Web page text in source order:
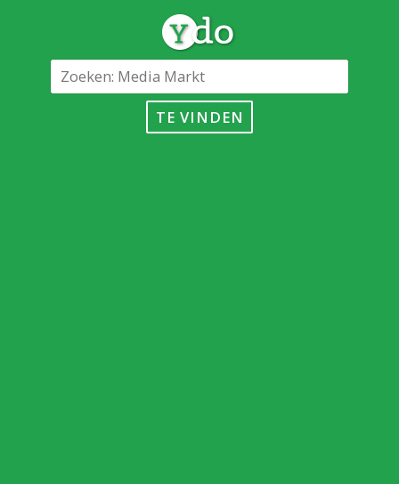
TE VINDEN